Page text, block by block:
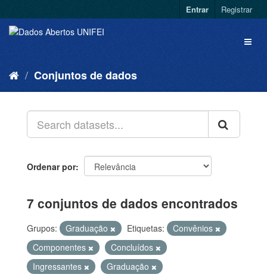
Entrar Registrar
Conjuntos de dados
Ordenar por
7 conjuntos de dados encontrados
Grupos: Graduação Etiquetas:
Convênios
Componentes
Concluídos
Ingressantes
Graduação